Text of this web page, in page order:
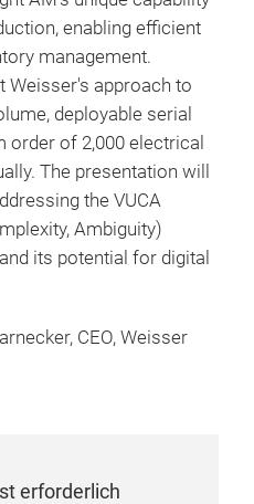
enabling efficient
management.
Weisser's approach to
deployable serial
order of 2,000 electrical
The presentation will
the VUCA
Ambiguity)
its potential for digital
CEO, Weisser
erforderlich